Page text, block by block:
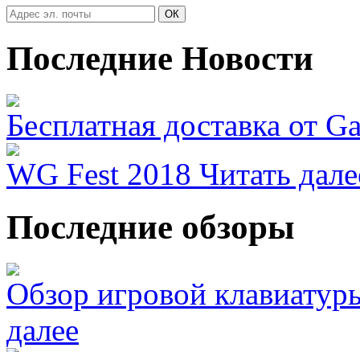
Последние Новости
Бесплатная доставка от
WG Fest 2018 Читать
Последние обзоры
Обзор игровой
далее